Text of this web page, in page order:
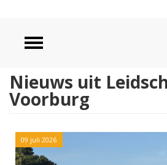
Nieuws uit
Voorburg
09 juli 2026